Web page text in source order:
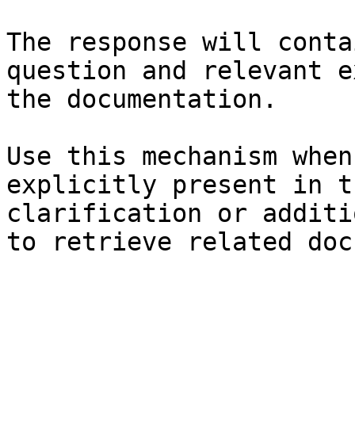
The response will
question and relevant
the documentation.
Use this mechanism
explicitly present in
clarification or